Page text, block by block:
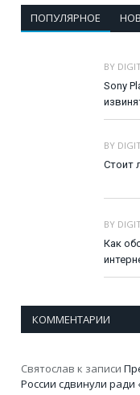
ПОПУЛЯРНОЕ
BY
Sony
BY
Стоит
BY
Как
КОММЕНТАРИИ
Святослав к записи
России сдвинули ради